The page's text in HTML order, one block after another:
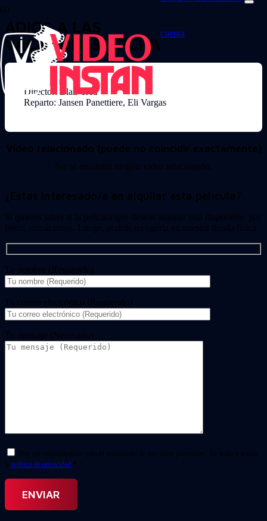
cuenta
ADIOS A LAS
VACACIONES(ARCHIVO-16291)
Director: Blair Treu
Reparto: Jansen Panettiere, Eli Vargas
Video relacionado (puede no coincidir exactamente)
No se encontró ningún video relacionado.
¿Estas interesado/a en alquilar esta película?
Si quieres saber si la película que deseas alquilar está disponible, por
favor, contáctanos. Luego, podrás recogerla en nuestra tienda física.
Tu nombre (Requerido)
Tu correo electrónico (Requerido)
Tu mensaje (Necesario)
Doy mi consentimiento para el tratamiento de mis datos personales. He leído y acepto
la política de privacidad. *